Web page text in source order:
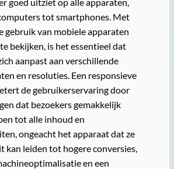
tot smartphones. Met
gebruik van mobiele apparaten
bekijken, is het essentieel dat
aanpast aan verschillende
en resoluties. Een responsieve
de gebruikerservaring door
dat bezoekers gemakkelijk
tot alle inhoud en
ongeacht het apparaat dat ze
kan leiden tot hogere conversies,
en een